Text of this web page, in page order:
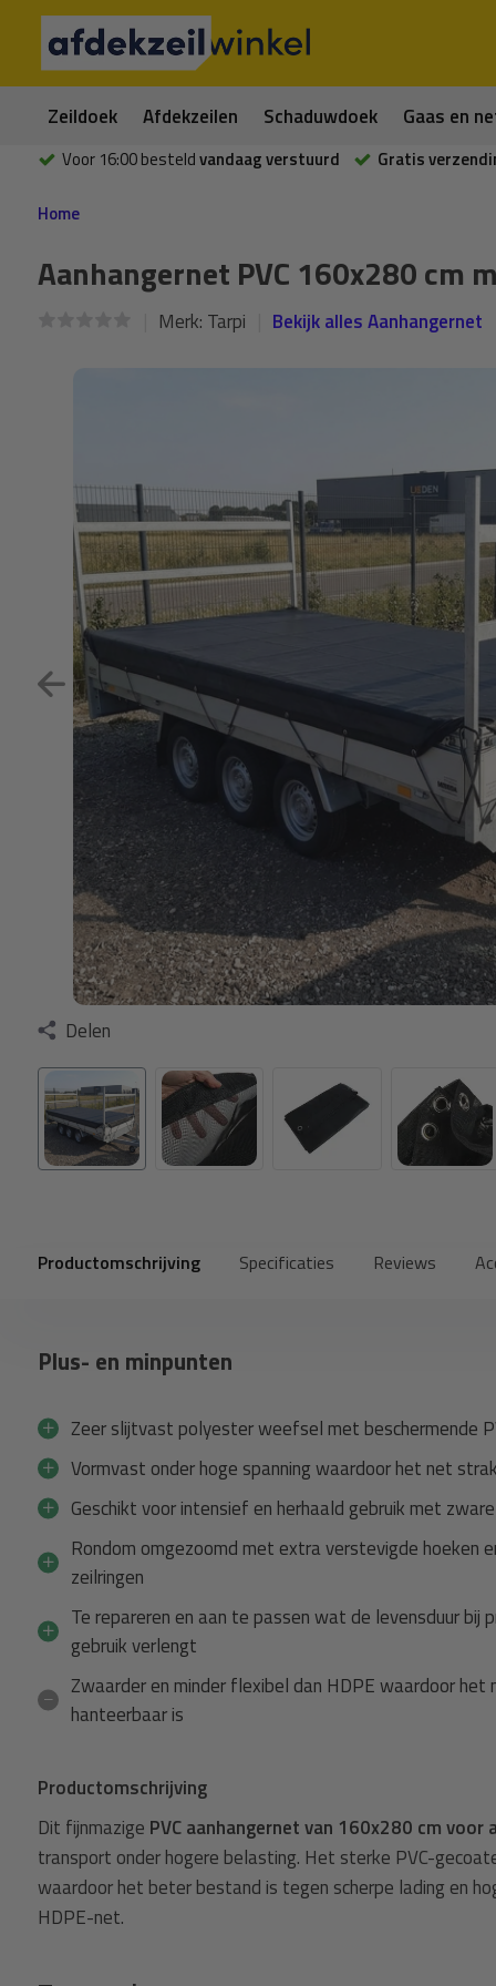
Zeildoek Afdekzeilen Schaduwdoek Gaas en
Voor 16:00 besteldvandaag verstuurd Gratis
Home
Aanhangernet PVC 160x280 cm
Merk: Tarpi Bekijk alles Aanhangernet
Delen
Productomschrijving Specificaties Reviews
Plus- en minpunten
Zeer slijtvast polyester weefsel met beschermende
Vormvast onder hoge spanning waardoor het net
Geschikt voor intensief en herhaald gebruik met
Rondom omgezoomd met extra verstevigde hoeken
zeilringen
Te repareren en aan te passen wat de levensduur bij
gebruik verlengt
Zwaarder en minder flexibel dan HDPE waardoor het
hanteerbaar is
Productomschrijving
Dit fijnmazige PVC aanhangernet van 160x280 cm voor
transport onder hogere belasting. Het sterke PVC-
waardoor het beter bestand is tegen scherpe lading en
HDPE-net.
fijnmazig +Spanner
48,04
46,36
Gaasdoek + 10 stuks spanners met